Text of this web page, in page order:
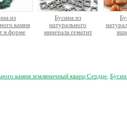
из
камня
в форме
Бусина из
натурального
минерала гематит
камня земляничный кварц Сердце,